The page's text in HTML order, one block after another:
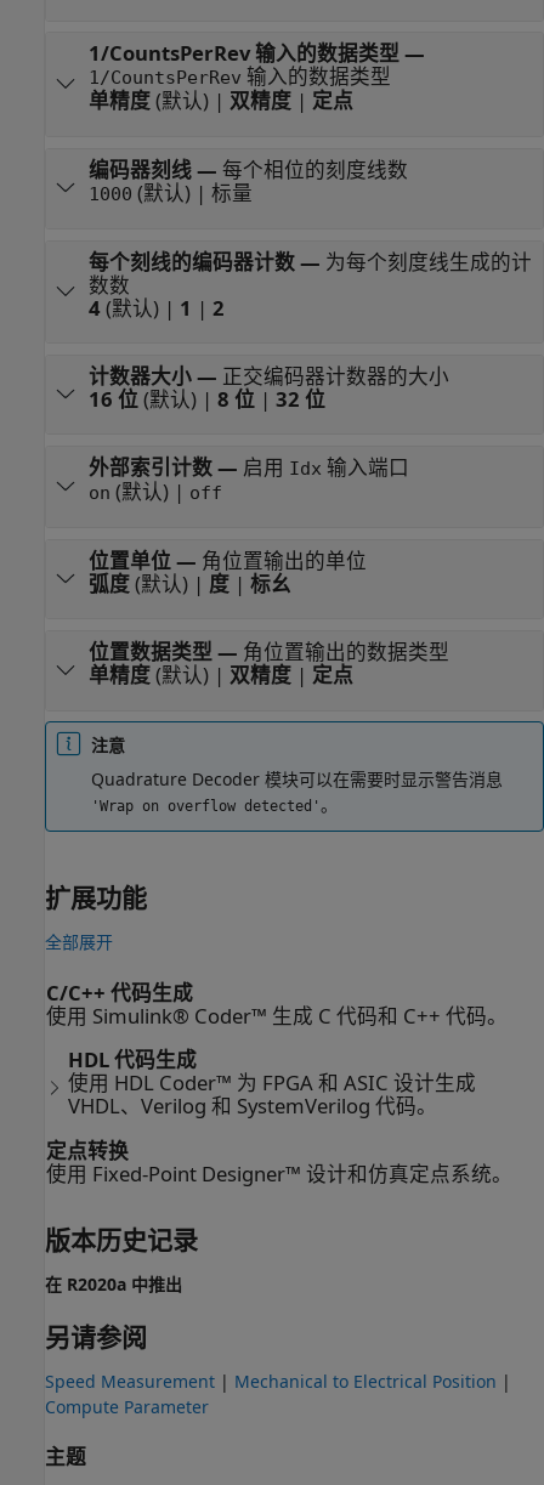
1/CountsPerRev 输入的数据类型—
1/CountsPerRev 输入的数据类型
单精度(默认) | 双精度| 定点
编码器刻线— 每个相位的刻度线数
1000 (默认) | 标量
每个刻线的编码器计数— 为每个刻度线生成的计
数数
4 (默认) | 1 | 2
计数器大小— 正交编码器计数器的大小
16 位(默认) | 8 位| 32 位
外部索引计数— 启用 Idx 输入端口
on (默认) | off
位置单位— 角位置输出的单位
弧度(默认) | 度| 标幺
位置数据类型— 角位置输出的数据类型
单精度(默认) | 双精度| 定点
注意
Quadrature Decoder 模块可以在需要时显示警告消息
'Wrap on overflow detected' 。
扩展功能
全部展开
C/C++ 代码生成
使用 Simulink® Coder™ 生成 C 代码和 C++ 代码。
HDL 代码生成
使用 HDL Coder™ 为 FPGA 和 ASIC 设计生成
VHDL、Verilog 和 SystemVerilog 代码。
定点转换
使用 Fixed-Point Designer™ 设计和仿真定点系统。
版本历史记录
在 R2020a 中推出
另请参阅
Speed Measurement | Mechanical to Electrical Position |
Compute Parameter
主题